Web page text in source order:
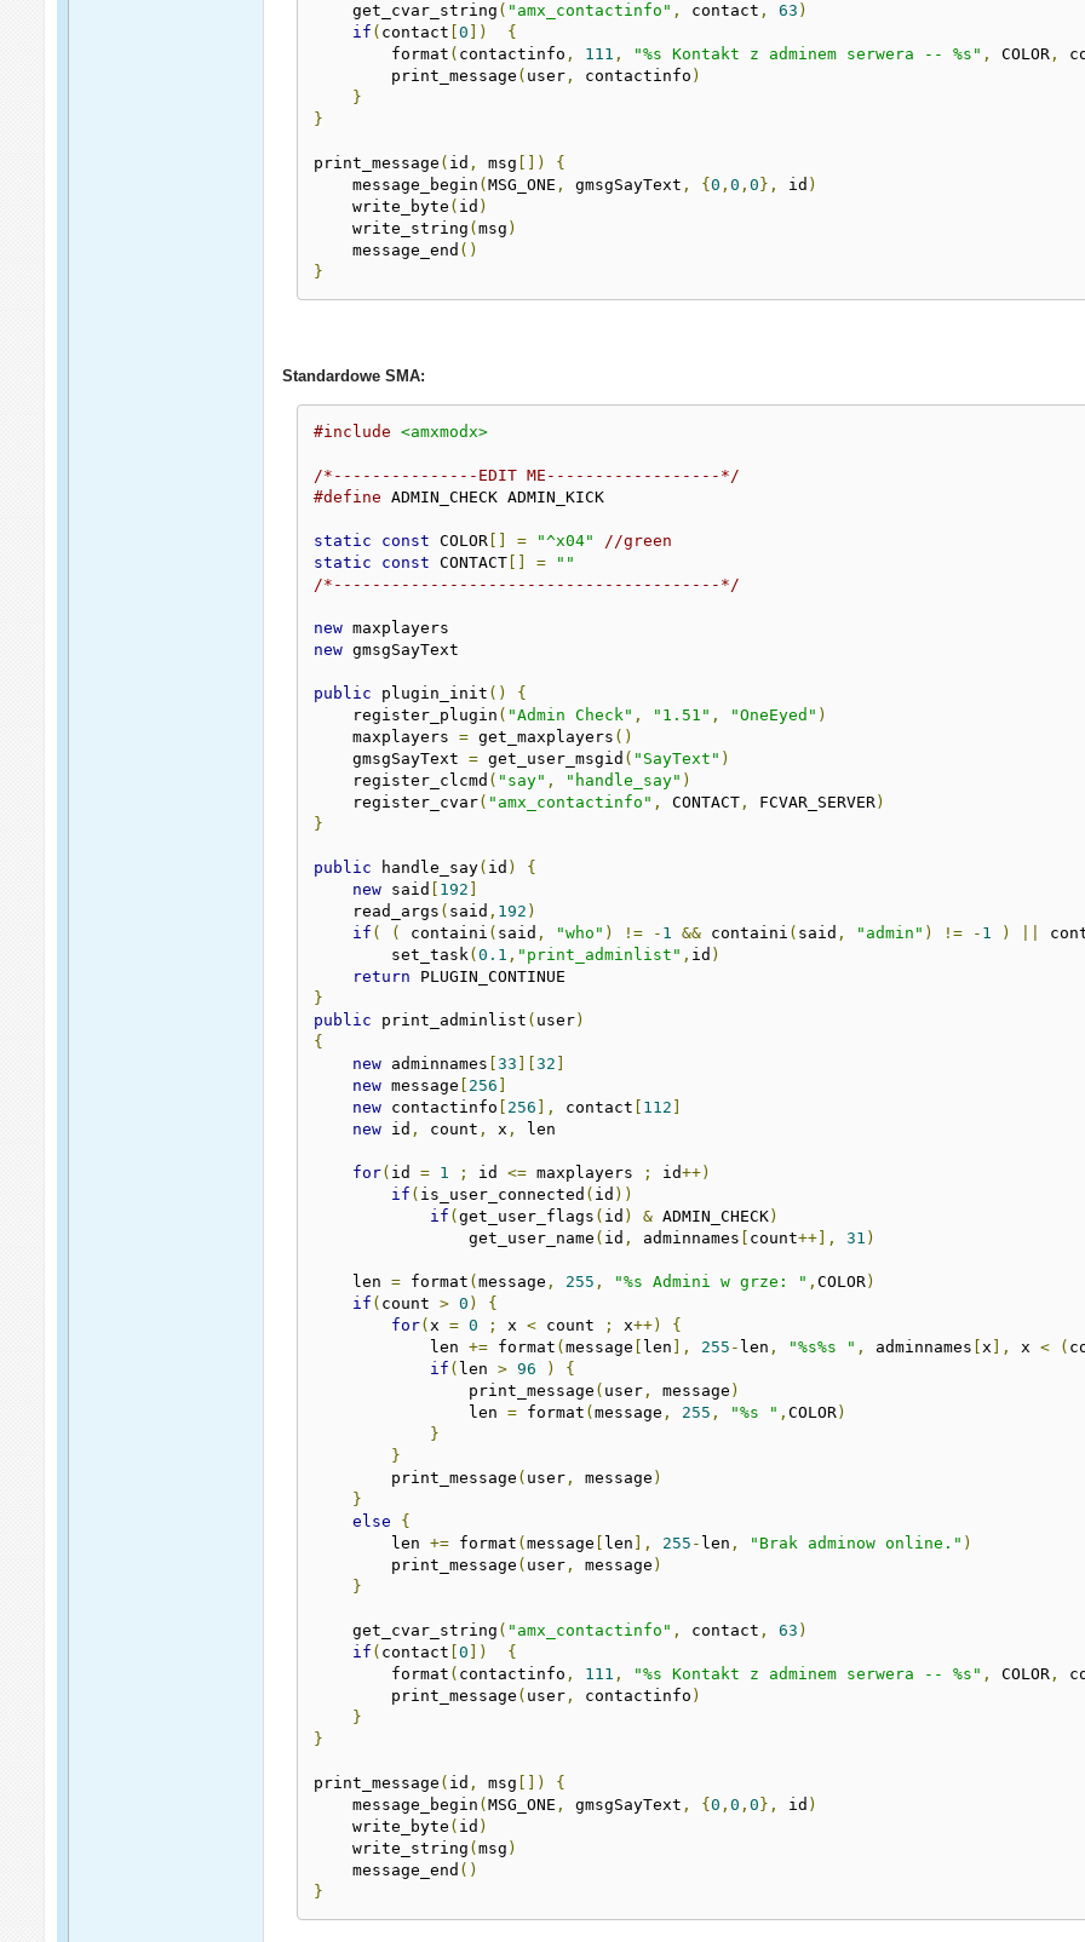
    get_cvar_string
( "amx_contactinfo" , contact , 63 )
if ( contact [0 ])
{
        format
( contactinfo , 111 , "%s Kontakt z adminem serwera -- %s" , COLOR ,
        print_message
( user , contactinfo )
}
}
print_message ( id , msg [])
{
    message_begin
(MSG_ONE , gmsgSayText , {0 ,0 ,0 }, id )
    write_byte
( id )
    write_string
(msg )
    message_end
()
}
Standardowe SMA:
#include <amxmodx>
/*---------------EDIT ME------------------*/
#define ADMIN_CHECK ADMIN_KICK
static const COLOR = "^x04"
//green
static
const CONTACT =
""
/*----------------------------------------*/
new
new gmsgSayText
public plugin_init ()
{
    register_plugin
( "Admin Check" , "1.51" , "OneEyed" )
    maxplayers
= get_maxplayers ()
    gmsgSayText
= get_user_msgid ( "SayText" )
    register_clcmd
( "say" , "handle_say" )
    register_cvar
( "amx_contactinfo" , CONTACT , FCVAR_SERVER)
}
public handle_say( id )
{
new said 192
    read_args
( said , 192 )
if ( ( containi ( said , "who" ) != - 1 && containi ( said , "admin" ) != - 1 )
        set_task
(0.1 , "print_adminlist" , id )
return
}
public print_adminlist ( user)
{
new adminnames [33 ][32
new message 256
new contactinfo 256 ], contact 112
new id , count , x , len
for( id = 1 ; id <= maxplayers ; id++)
if ( is_user_connected ( id ))
if (get_user_flags ( id ) & ADMIN_CHECK)
                get_user_name
( id , adminnames count++], 31 )
    len
= format (message , 255 , "%s Admini w grze: " ,COLOR)
if ( count > 0 )
{
for(x = 0 ; x < count ; x++)
{
            len
+= format (message len ], 255 - len , "%s%s " , adminnames [x ], x < (
if ( len > 96 )
{
                print_message
( user , message )
                len
= format (message , 255 , "%s " ,COLOR)
}
}
        print_message
( user , message )
}
else
{
        len
+= format (message len ], 255 - len , "Brak adminow online." )
        print_message
( user , message )
}
    get_cvar_string
( "amx_contactinfo" , contact , 63 )
if ( contact [0 ])
{
        format
( contactinfo , 111 , "%s Kontakt z adminem serwera -- %s" , COLOR ,
        print_message
( user , contactinfo )
}
}
print_message ( id , msg [])
{
    message_begin
(MSG_ONE , gmsgSayText , {0 ,0 ,0 }, id )
    write_byte
( id )
    write_string
(msg )
    message_end
()
}